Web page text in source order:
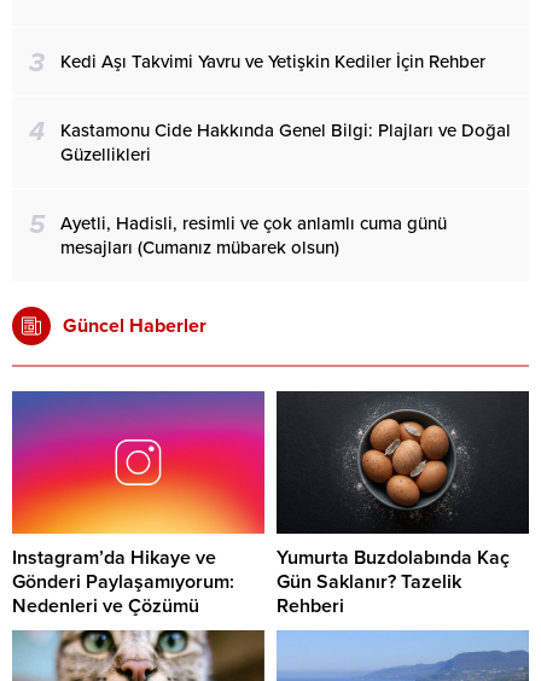
3 Kedi Aşı Takvimi Yavru ve Yetişkin Kediler İçin Rehber
4
Kastamonu Cide Hakkında Genel Bilgi: Plajları ve Doğal
Güzellikleri
5
Ayetli, Hadisli, resimli ve çok anlamlı cuma günü
mesajları (Cumanız mübarek olsun)
Güncel Haberler
Instagram’da Hikaye ve
Gönderi Paylaşamıyorum:
Nedenleri ve Çözümü
Yumurta Buzdolabında Kaç
Gün Saklanır? Tazelik
Rehberi